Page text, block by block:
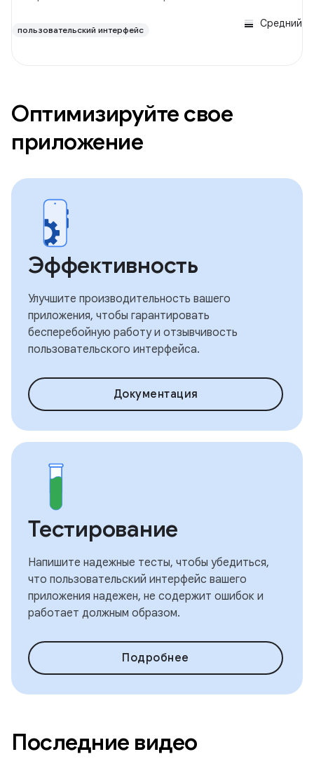
пользовательский интерфейс
Средний
Оптимизируйте свое
приложение
Эффективность
Улучшите производительность вашего
приложения, чтобы гарантировать
бесперебойную работу и отзывчивость
пользовательского интерфейса.
Документация
Тестирование
Напишите надежные тесты, чтобы убедиться,
что пользовательский интерфейс вашего
приложения надежен, не содержит ошибок и
работает должным образом.
Подробнее
Последние видео